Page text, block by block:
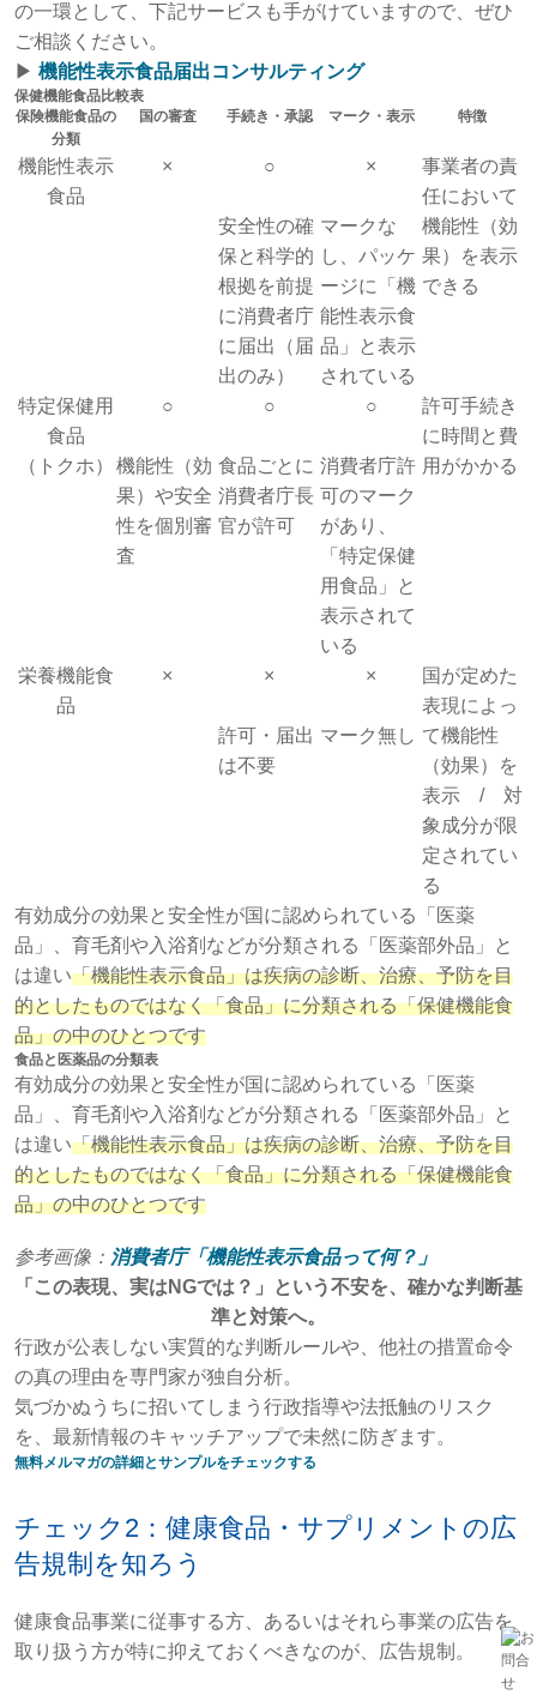
の一環として、下記サービスも手がけていますので、ぜひ
ご相談ください。
▶︎ 機能性表示食品届出コンサルティング
保健機能食品比較表
保険機能食品の
分類
国の審査 手続き・承認 マーク・表示 特徴
機能性表示
食品
× ○
安全性の確
保と科学的
根拠を前提
に消費者庁
に届出（届
出のみ）
×
マークな
し、パッケ
ージに「機
能性表示食
品」と表示
されている
事業者の責
任において
機能性（効
果）を表示
できる
特定保健用
食品
（トクホ）
○
機能性（効
果）や安全
性を個別審
査
○
食品ごとに
消費者庁長
官が許可
○
消費者庁許
可のマーク
があり、
「特定保健
用食品」と
表示されて
いる
許可手続き
に時間と費
用がかかる
栄養機能食
品
× ×
許可・届出
は不要
×
マーク無し
国が定めた
表現によっ
て機能性
（効果）を
表示 / 対
象成分が限
定されてい
る
有効成分の効果と安全性が国に認められている「医薬
品」、育毛剤や入浴剤などが分類される「医薬部外品」と
は違い「機能性表示食品」は疾病の診断、治療、予防を目
的としたものではなく「食品」に分類される「保健機能食
品」の中のひとつです
食品と医薬品の分類表
有効成分の効果と安全性が国に認められている「医薬
品」、育毛剤や入浴剤などが分類される「医薬部外品」と
は違い「機能性表示食品」は疾病の診断、治療、予防を目
的としたものではなく「食品」に分類される「保健機能食
品」の中のひとつです
参考画像： 消費者庁「機能性表示食品って何？」
「この表現、実はNGでは？」という不安を、確かな判断基
準と対策へ。
行政が公表しない実質的な判断ルールや、他社の措置命令
の真の理由を専門家が独自分析。
気づかぬうちに招いてしまう行政指導や法抵触のリスク
を、最新情報のキャッチアップで未然に防ぎます。
無料メルマガの詳細とサンプルをチェックする
チェック2：健康食品・サプリメントの広
告規制を知ろう
健康食品事業に従事する方、あるいはそれら事業の広告を
取り扱う方が特に抑えておくべきなのが、広告規制。